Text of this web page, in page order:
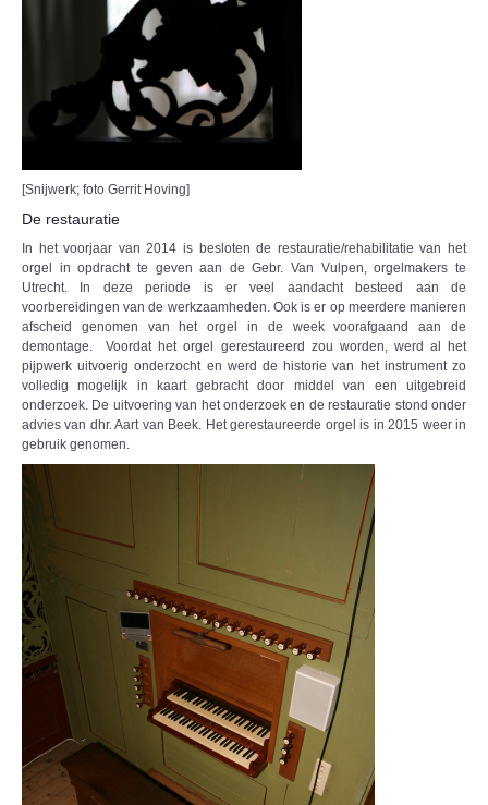
[Snijwerk; foto Gerrit Hoving]
De restauratie
In het voorjaar van 2014 is besloten de restauratie/rehabilitatie van het
orgel in opdracht te geven aan de Gebr. Van Vulpen, orgelmakers te
Utrecht. In deze periode is er veel aandacht besteed aan de
voorbereidingen van de werkzaamheden. Ook is er op meerdere manieren
afscheid genomen van het orgel in de week voorafgaand aan de
demontage. Voordat het orgel gerestaureerd zou worden, werd al het
pijpwerk uitvoerig onderzocht en werd de historie van het instrument zo
volledig mogelijk in kaart gebracht door middel van een uitgebreid
onderzoek. De uitvoering van het onderzoek en de restauratie stond onder
advies van dhr. Aart van Beek. Het gerestaureerde orgel is in 2015 weer in
gebruik genomen.